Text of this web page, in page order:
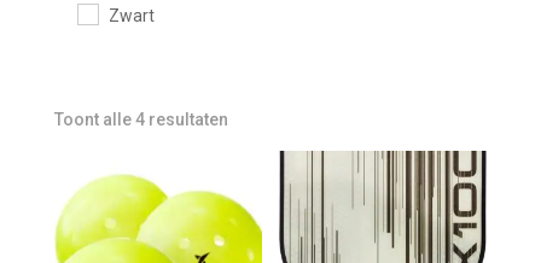
Zwart
Toont alle 4 resultaten